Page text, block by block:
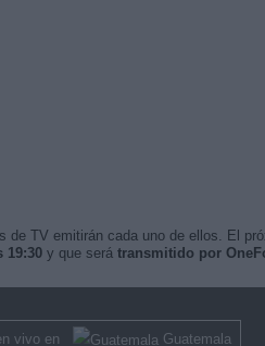
TV emitirán cada uno de ellos. El
19:30y que será transmitido por
vivo en Guatemala